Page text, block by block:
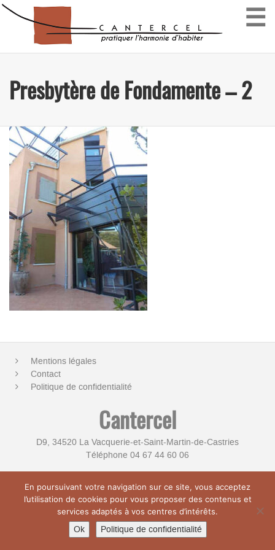
☰
Presbytère de Fondamente – 2
Mentions légales
Contact
Politique de confidentialité
Cantercel
D9, 34520 La Vacquerie-et-Saint-Martin-de-Castries
Téléphone 04 67 44 60 06
© Copyright 2026 Cantercel
En poursuivant votre navigation sur ce site, vous acceptez
l’utilisation de cookies pour vous proposer des contenus et
services adaptés à vos centres d’intérêts.
Ok Politique de confidentialité